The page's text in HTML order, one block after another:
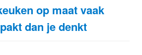
op maat vaak
dan je denkt